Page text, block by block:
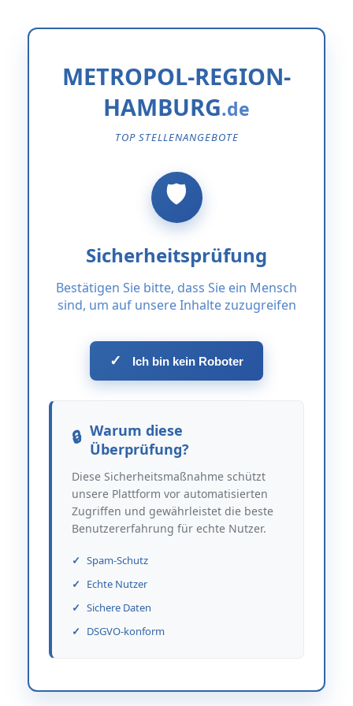
METROPOL-REGION-
HAMBURG
TOP STELLENANGEBOTE
Sicherheitsprüfung
Bestätigen Sie bitte, dass Sie ein Mensch
sind, um auf unsere Inhalte zuzugreifen
✓ Ich bin kein Roboter
Warum diese
Überprüfung?
Diese Sicherheitsmaßnahme schützt
unsere Plattform vor automatisierten
Zugriffen und gewährleistet die beste
Benutzererfahrung für echte Nutzer.
Spam-Schutz
Echte Nutzer
Sichere Daten
DSGVO-konform